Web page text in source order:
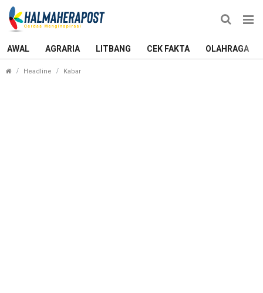
AWAL AGRARIA LITBANG CEK FAKTA OLAHRAGA
Headline Kabar